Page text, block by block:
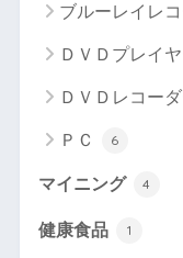
ブルーレイレ
ＤＶＤプレイ
ＤＶＤレコー
ＰＣ 6
マイニング 4
健康食品 1